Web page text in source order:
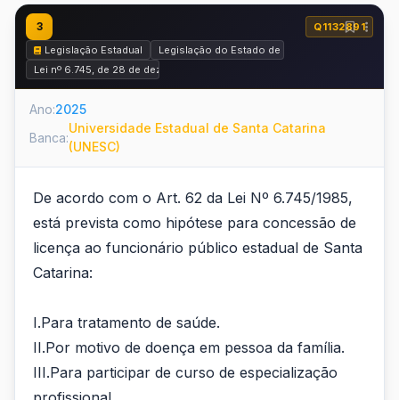
3
Q1132891
Legislação Estadual
Legislação do Estado de Santa Catarina
Lei nº 6.745, de 28 de dezembro de 1985 (Estatuto dos Funcionários
Ano:2025
Banca:
Universidade Estadual de Santa Catarina
(UNESC)
De acordo com o Art. 62 da Lei Nº 6.745/1985,
está prevista como hipótese para concessão de
licença ao funcionário público estadual de Santa
Catarina:
I.Para tratamento de saúde.
II.Por motivo de doença em pessoa da família.
III.Para participar de curso de especialização